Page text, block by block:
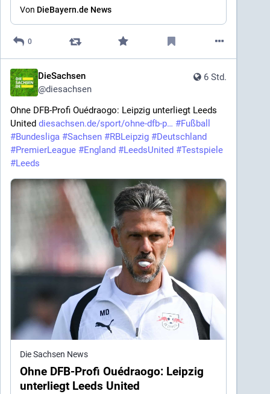
Von DieBayern.de News
0
6 Std.
DieSachsen
@diesachsen
Ohne DFB-Profi Ouédraogo: Leipzig unterliegt Leeds
United diesachsen.de/sport/ohne-dfb-p #Fußball
#Bundesliga #Sachsen #RBLeipzig #Deutschland
#PremierLeague #England #LeedsUnited #Testspiele
#Leeds
Die Sachsen News
Ohne DFB-Profi Ouédraogo: Leipzig
unterliegt Leeds United